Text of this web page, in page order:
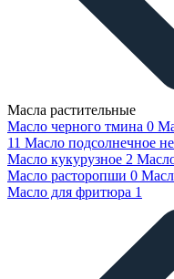
Масла растительные
Масло черного тмина 0
11 Масло подсолнечное
Масло кукурузное 2
Масло расторопши 0
Масло для фритюра 1